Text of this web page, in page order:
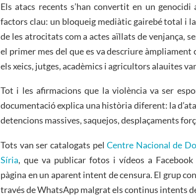
Els atacs recents s’han convertit en un genocidi
factors clau: un bloqueig mediàtic gairebé total i
de les atrocitats com a actes aïllats de venjança,
el primer mes del que es va descriure àmpliament
els xeics, jutges, acadèmics i agricultors alauites
Tot i les afirmacions que la violència va ser
documentació explica una història diferent: la
detencions massives, saquejos, desplaçaments
Tots van ser catalogats pelCentre Nacional de
Síria, que va publicar fotos i vídeos a
pàgina en un aparent intent de censura. El grup
través de WhatsApp malgrat els continus intents